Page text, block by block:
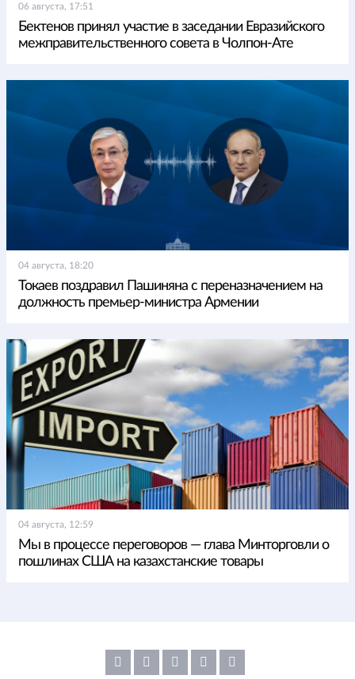
06 августа, 17:51
Бектенов принял участие в заседании Евразийского
межправительственного совета в Чолпон-Ате
04 августа, 18:20
Токаев поздравил Пашиняна с переназначением на
должность премьер-министра Армении
04 августа, 12:59
Мы в процессе переговоров — глава Минторговли о
пошлинах США на казахстанские товары